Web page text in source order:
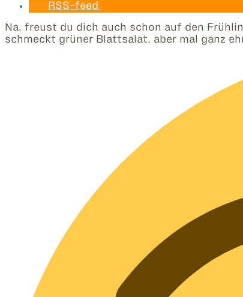
RSS-feed
Na, freust du dich auch schon auf den
schmeckt grüner Blattsalat, aber mal ganz